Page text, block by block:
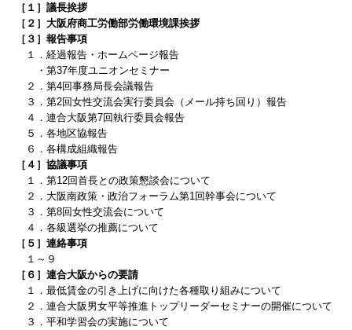
［１］議長挨拶
［２］大阪府商工労働部労働環境課挨拶
［３］報告事項
１．経過報告・ホームページ報告
・第37年度ユニオンセミナー
２． 第4回事務局長会議報告
３．第2回女性交流会実行委員会（メール持ち回り）報告
４．連合大阪第7回執行委員会報告
５．各地区協報告
６．各構成組織報告
［４］協議事項
１．第12回首長との政策懇談会について
２． 大阪南政策・政治フォーラム第1回幹事会について
３．第8回女性交流会について
４．各級選挙の推薦について
［５］連絡事項
１～９
［６］連合大阪からの要請
１．最低賃金の引き上げに向けた各種取り組みについて
２．連合大阪男女平等推進トップリーダーセミナーの開催について
３．平和学習会の実施について